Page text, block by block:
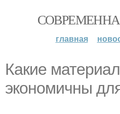
главная
Какие
экономичны